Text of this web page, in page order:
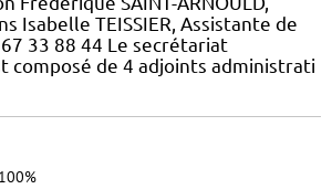
Isabelle TEISSIER, Assistante de
33 88 44 Le secrétariat
composé de 4 adjoints administrati
100%